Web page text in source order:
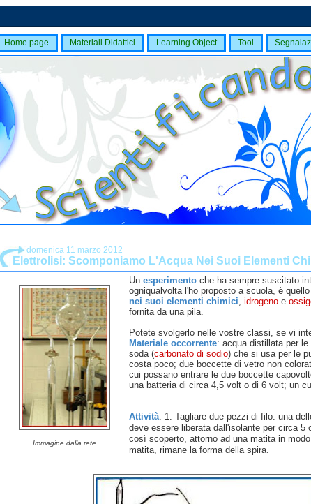
Home page Materiali Didattici Learning Object Tool
domenica 11 marzo 2012
Elettrolisi: Scomponiamo L'Acqua Nei Suoi Elementi
Immagine dalla rete
Un esperimentoche ha sempre suscitato
ogniqualvolta l'ho proposto a scuola, è quello
nei suoi elementi chimici, idrogenoe
fornita da una pila.
Potete svolgerlo nelle vostre classi, se vi
Materiale occorrente: acqua distillata per le
soda (carbonato di sodio) che si usa per le
costa poco; due boccette di vetro non
cui possano entrare le due boccette
una batteria di circa 4,5 volt o di 6 volt; un
Attività. 1. Tagliare due pezzi di filo: una
deve essere liberata dall'isolante per circa 5
così scoperto, attorno ad una matita in
matita, rimane la forma della spira.